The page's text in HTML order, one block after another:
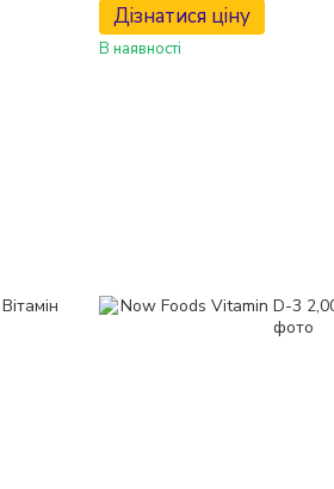
Дізнатися ціну
В наявності